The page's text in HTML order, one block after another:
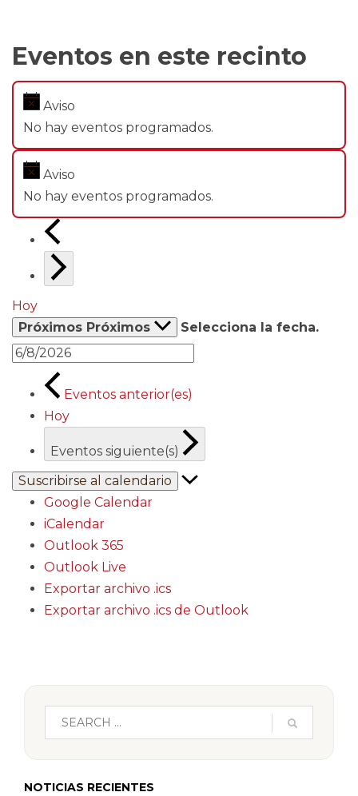
Eventos en este recinto
Aviso
No hay eventos programados.
Aviso
No hay eventos programados.
Hoy
Próximos Próximos Selecciona la fecha.
Eventos anterior(es)
Hoy
Eventos siguiente(s)
Suscribirse al calendario
Google Calendar
iCalendar
Outlook 365
Outlook Live
Exportar archivo .ics
Exportar archivo .ics de Outlook
NOTICIAS RECIENTES